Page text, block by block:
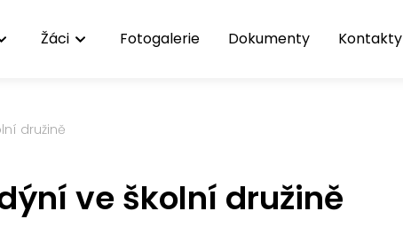
Žáci Fotogalerie Dokumenty Kontakty
družině
ve školní družině